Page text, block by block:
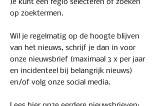
Je kunt een regio selecteren of zoeken
op zoektermen.
Wil je regelmatig op de hoogte blijven
van het nieuws, schrijf je dan in voor
onze nieuwsbrief (maximaal 3 x per jaar
en incidenteel bij belangrijk nieuws)
en/of volg onze social media.